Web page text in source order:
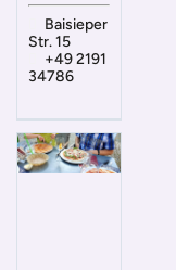
Baisieper
Str. 15
+49 2191
34786